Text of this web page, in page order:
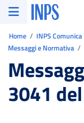
Vai al menu principale
Vai al contenuto
Vai al pie' di pagina
INPS ()
Home INPS Comunica
Messaggi e Normativa
3041